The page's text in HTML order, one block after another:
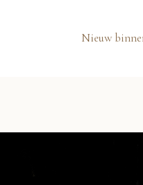
Nieuw